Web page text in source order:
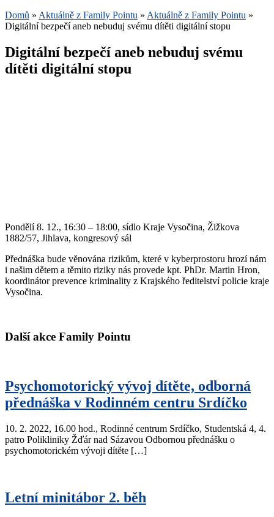
Domů » Aktuálně z Family Pointu » Aktuálně z Family Pointu »
Digitální bezpečí aneb nebuduj svému dítěti digitální stopu
Digitální bezpečí aneb nebuduj svému
dítěti digitální stopu
Pondělí 8. 12., 16:30 – 18:00, sídlo Kraje Vysočina, Žižkova
1882/57, Jihlava, kongresový sál
Přednáška bude věnována rizikům, které v kyberprostoru hrozí nám
i našim dětem a těmito riziky nás provede kpt. PhDr. Martin Hron,
koordinátor prevence kriminality z Krajského ředitelství policie kraje
Vysočina.
Další akce Family Pointu
Psychomotorický vývoj dítěte, odborná
přednáška v Rodinném centru Srdíčko
10. 2. 2022, 16.00 hod., Rodinné centrum Srdíčko, Studentská 4, 4.
patro Polikliniky Žďár nad Sázavou Odbornou přednášku o
psychomotorickém vývoji dítěte […]
Letní minitábor 2. běh